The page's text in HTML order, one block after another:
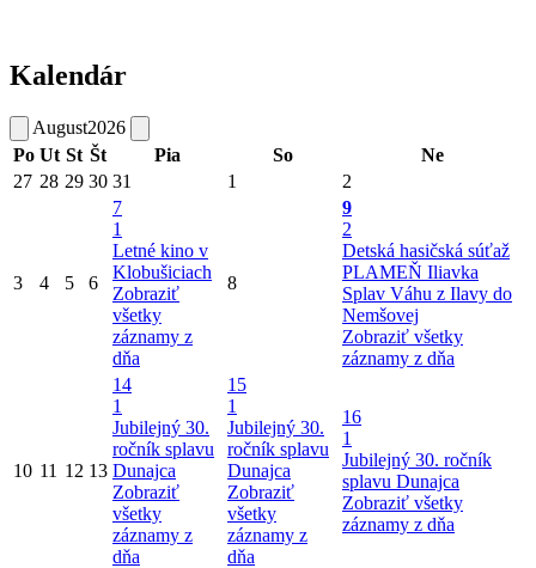
Kalendár
August2026
Po Ut St Št Pia So
Ne
27 28 29 30 31 1 2
3 4 5 6
7
1
Letné kino v
Klobušiciach
Zobraziť
všetky
záznamy z
dňa
8
9
2
Detská hasičská súťaž
PLAMEŇ Iliavka
Splav Váhu z Ilavy do
Nemšovej
Zobraziť všetky
záznamy z dňa
10 11 12 13
14
1
Jubilejný 30.
ročník splavu
Dunajca
Zobraziť
všetky
záznamy z
dňa
15
1
Jubilejný 30.
ročník splavu
Dunajca
Zobraziť
všetky
záznamy z
dňa
16
1
Jubilejný 30. ročník
splavu Dunajca
Zobraziť všetky
záznamy z dňa